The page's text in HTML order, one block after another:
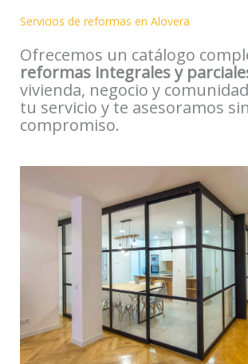
Servicios de reformas en Alovera
Ofrecemos un catálogo
reformas integrales y
vivienda, negocio y
tu servicio y te asesoramos sin
compromiso.